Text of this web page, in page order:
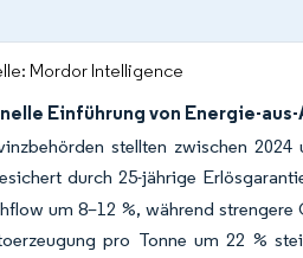
Mordor Intelligence
Einführung von Energie-
stellten zwischen
durch 25-jährige
um 8–12 %, während
pro Tonne um 22 %